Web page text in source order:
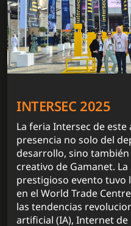
INTERSEC 2025
La feria Intersec de
presencia no solo del
desarrollo, sino
creativo de Gamanet.
prestigioso evento tuvo
en el World Trade
las tendencias
artificial (IA), Internet de